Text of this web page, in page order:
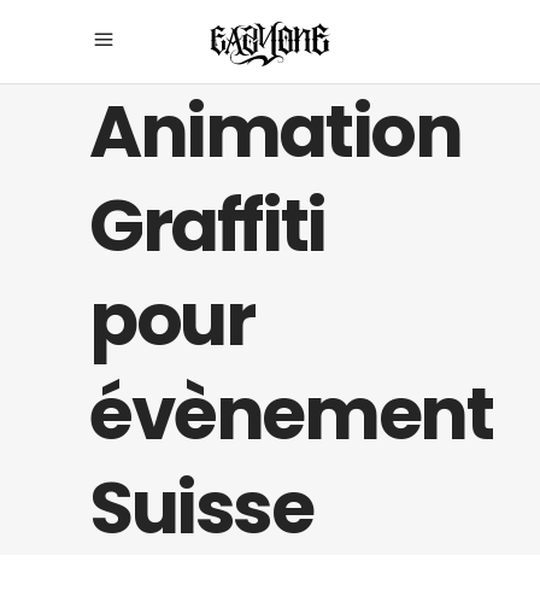
Animation
Graffiti
pour
évènement
Suisse